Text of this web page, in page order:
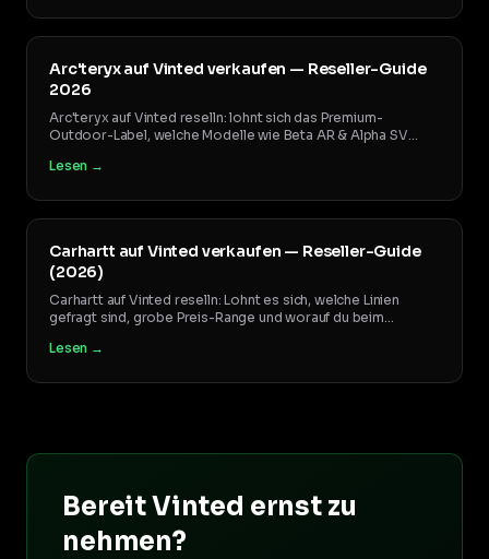
Arc'teryx auf Vinted verkaufen — Reseller-Guide
2026
Arc'teryx auf Vinted reselln: lohnt sich das Premium-
Outdoor-Label, welche Modelle wie Beta AR & Alpha SV
Lesen →
Carhartt auf Vinted verkaufen — Reseller-Guide
(2026)
Carhartt auf Vinted reselln: Lohnt es sich, welche Linien
gefragt sind, grobe Preis-Range und worauf du beim
Lesen →
Bereit Vinted ernst zu
nehmen?